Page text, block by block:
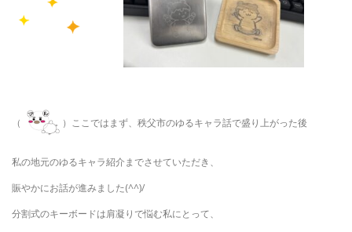
（ ）ここではまず、秩父市のゆるキャラ話で盛り上がった後
私の地元のゆるキャラ紹介までさせていただき、
賑やかにお話が進みました(^^)/
分割式のキーボードは肩凝りで悩む私にとって、